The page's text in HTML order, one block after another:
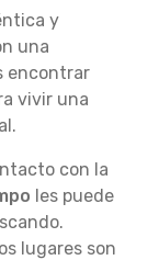
y
una
encontrar
vivir una
con la
les puede
lugares son